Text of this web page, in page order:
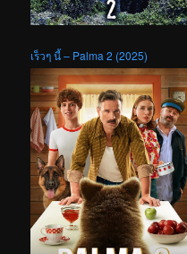
เร็วๆ นี้ – Palma 2 (2025)